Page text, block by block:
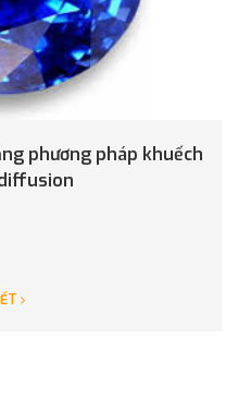
phương pháp khuếch